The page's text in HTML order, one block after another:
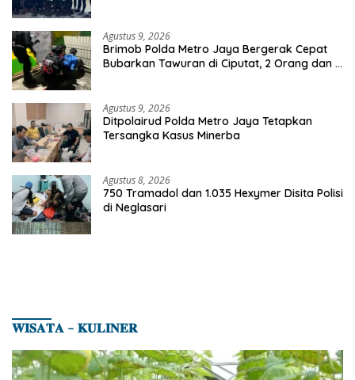
Agustus 9, 2026
Brimob Polda Metro Jaya Bergerak Cepat
Bubarkan Tawuran di Ciputat, 2 Orang dan 3
Agustus 9, 2026
Ditpolairud Polda Metro Jaya Tetapkan
Tersangka Kasus Minerba
Agustus 8, 2026
750 Tramadol dan 1.035 Hexymer Disita Polisi
di Neglasari
𝐖𝐈𝐒𝐀𝐓𝐀 – 𝐊𝐔𝐋𝐈𝐍𝐄𝐑